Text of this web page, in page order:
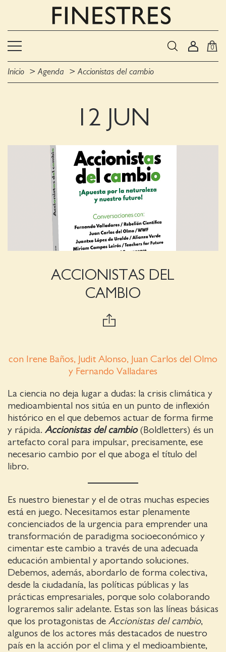
0
Inicio Agenda Accionistas del cambio
12 JUN
ACCIONISTAS DEL
CAMBIO
con Irene Baños, Judit Alonso, Juan Carlos del Olmo
y Fernando Valladares
La ciencia no deja lugar a dudas: la crisis climática y
medioambiental nos sitúa en un punto de inflexión
histórico en el que debemos actuar de forma firme
y rápida. Accionistas del cambio(Boldletters) és un
artefacto coral para impulsar, precisamente, ese
necesario cambio por el que aboga el título del
libro.
Es nuestro bienestar y el de otras muchas especies
está en juego. Necesitamos estar plenamente
concienciados de la urgencia para emprender una
transformación de paradigma socioeconómico y
cimentar este cambio a través de una adecuada
educación ambiental y aportando soluciones.
Debemos, además, abordarlo de forma colectiva,
desde la ciudadanía, las políticas públicas y las
prácticas empresariales, porque solo colaborando
lograremos salir adelante. Estas son las líneas básicas
que los protagonistas de Accionistas del cambio,
algunos de los actores más destacados de nuestro
país en la acción por el clima y el medioambiente,